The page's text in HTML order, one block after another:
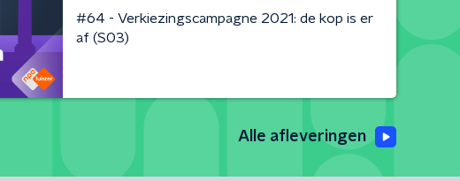
#64 - Verkiezingscampagne 2021: de kop is er
af (S03)
Alle afleveringen